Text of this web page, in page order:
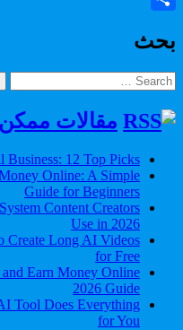
بحث
Search
for:
مقالات ممكن
12 Top Picks.
Online: A Simple
Guide for Beginners
Content Creators
Use in 2026
Create Long AI Videos
for Free
Earn Money Online
2026 Guide
Tool Does Everything
for You